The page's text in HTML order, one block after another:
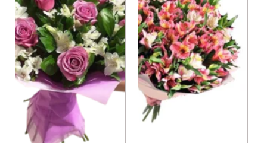
wariantów.
Opcje
można
wybrać
na
stronie
produktu
wariantów.
Opcje
można
wybrać
na
stronie
produktu